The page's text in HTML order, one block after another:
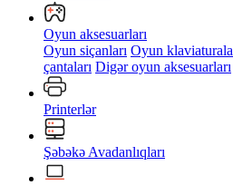
Oyun aksesuarları
Oyun siçanları Oyun
çantaları Digər oyun aksesuarları
Printerlər
Şəbəkə Avadanlıqları